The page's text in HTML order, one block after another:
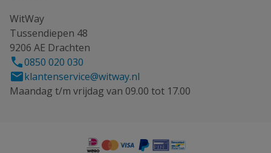
WitWay
Tussendiepen 48
9206 AE Drachten
0850 020 030
klantenservice@witway.nl
Maandag t/m vrijdag van 09.00 tot 17.00